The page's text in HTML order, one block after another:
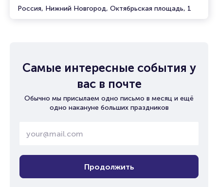
Россия, Нижний Новгород, Октябрьская площадь, 1
Самые интересные события у
вас в почте
Обычно мы присылаем одно письмо в месяц и ещё
одно накануне больших праздников
Продолжить